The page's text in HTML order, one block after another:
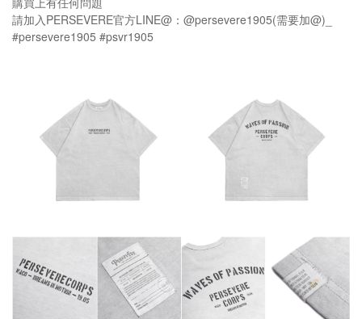
請加入PERSEVERE官方LINE@：@persevere1905(需要加@)_
#persevere1905 #psvr1905